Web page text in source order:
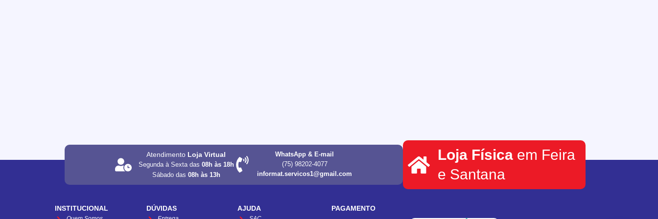
Atendimento Loja Virtual
Segunda à Sexta das 08h às 18h
Sábado das 08h às 13h
WhatsApp & E-mail
(75) 98202-4077
informat.servicos1@gmail.com
Loja Físicaem Feira
e Santana
INSTITUCIONAL DÚVIDAS AJUDA PAGAMENTO